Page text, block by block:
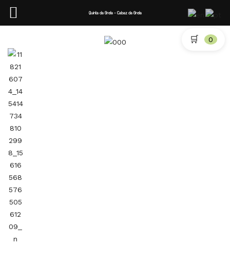
🛒 0
Quinta da Grela - Cabaz da Grela